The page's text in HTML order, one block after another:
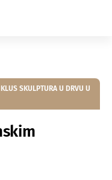
SKULPTURA U DRVU U